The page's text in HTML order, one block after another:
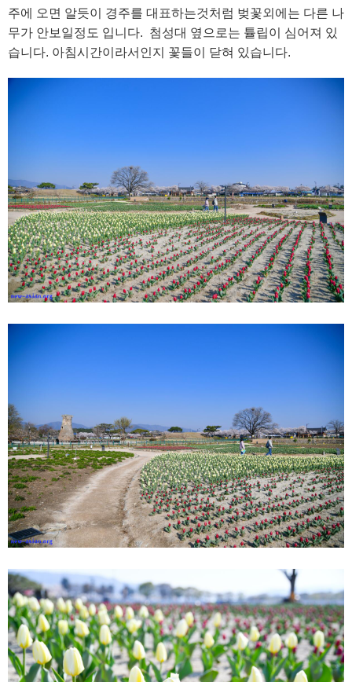
주에 오면 알듯이 경주를 대표하는것처럼 벚꽃외에는 다른 나
무가 안보일정도 입니다. 첨성대 옆으로는 튤립이 심어져 있
습니다. 아침시간이라서인지 꽃들이 닫혀 있습니다.